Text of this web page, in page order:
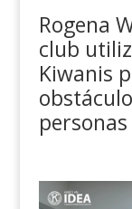
Rogena
club
Kiwanis